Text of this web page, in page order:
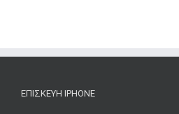
ΕΠΙΣΚΕΥΉ IPHONE